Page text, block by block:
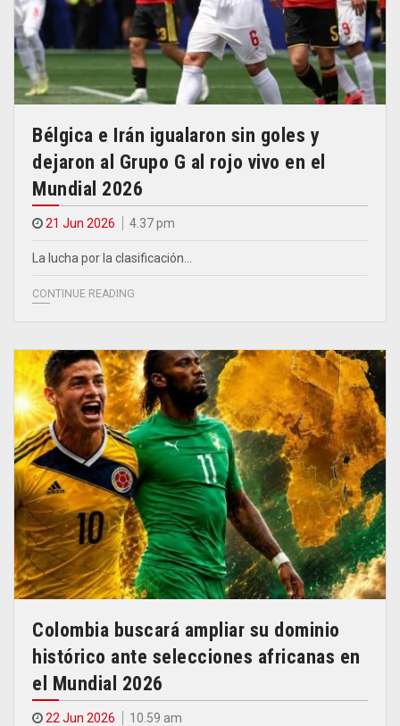
Bélgica e Irán igualaron sin goles y
dejaron al Grupo G al rojo vivo en el
Mundial 2026
21 Jun 2026 4.37 pm
La lucha por la clasificación…
CONTINUE READING
Colombia buscará ampliar su dominio
histórico ante selecciones africanas en
el Mundial 2026
22 Jun 2026 10.59 am